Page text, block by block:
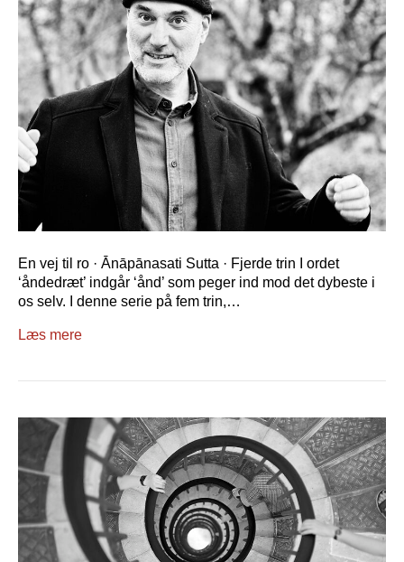
En vej til ro · Ānāpānasati Sutta · Fjerde trin I ordet
‘åndedræt’ indgår ‘ånd’ som peger ind mod det dybeste i
os selv. I denne serie på fem trin,…
Læs mere